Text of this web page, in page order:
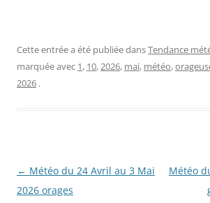
Cette entrée a été publiée dansTendance
marquée avec 1, 10,2026, mai, météo,
2026 .
Navigation
des
← Météo du 24 Avril au 3 Mai
2026 orages
Météo